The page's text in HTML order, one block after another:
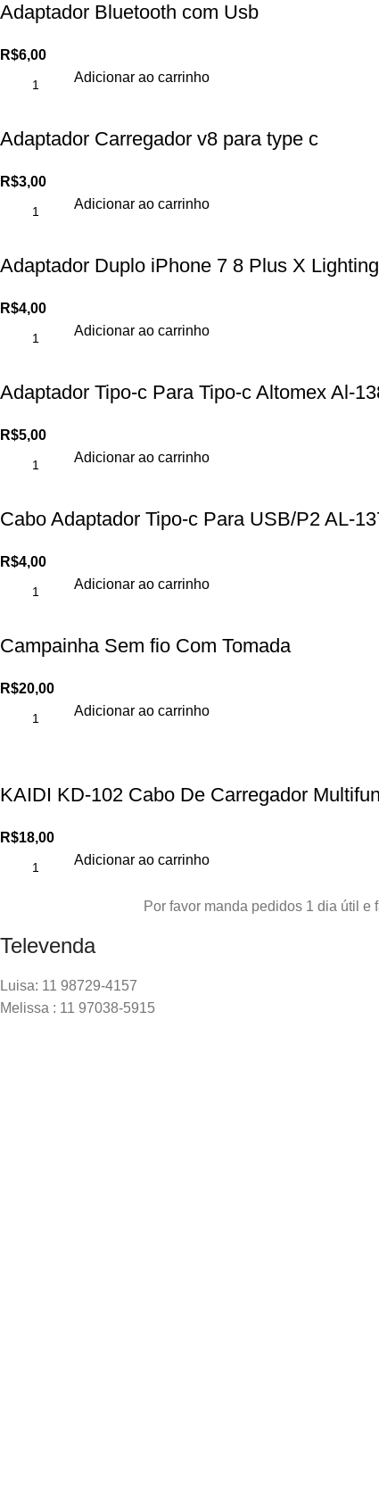
Adaptador Bluetooth com Usb
R$6,00
Adicionar ao carrinho
Adaptador Carregador v8 para type c
R$3,00
Adicionar ao carrinho
Adaptador Duplo iPhone 7 8 Plus X
R$4,00
Adicionar ao carrinho
Adaptador Tipo-c Para Tipo-c Altomex Al-
R$5,00
Adicionar ao carrinho
Cabo Adaptador Tipo-c Para USB/P2 AL-
R$4,00
Adicionar ao carrinho
Campainha Sem fio Com Tomada
R$20,00
Adicionar ao carrinho
KAIDI KD-102 Cabo De Carregador
R$18,00
Adicionar ao carrinho
Por favor manda pedidos 1 dia útil
Televenda
Luisa: 11 98729-4157
Melissa : 11 97038-5915